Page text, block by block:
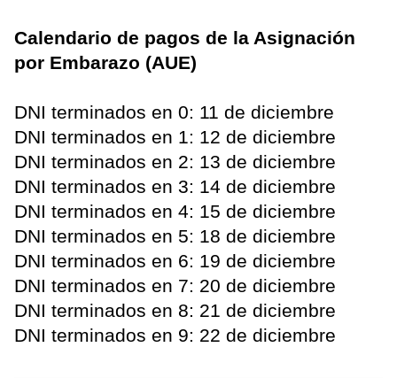
Calendario de pagos de la Asignación
por Embarazo (AUE)
DNI terminados en 0: 11 de diciembre
DNI terminados en 1: 12 de diciembre
DNI terminados en 2: 13 de diciembre
DNI terminados en 3: 14 de diciembre
DNI terminados en 4: 15 de diciembre
DNI terminados en 5: 18 de diciembre
DNI terminados en 6: 19 de diciembre
DNI terminados en 7: 20 de diciembre
DNI terminados en 8: 21 de diciembre
DNI terminados en 9: 22 de diciembre